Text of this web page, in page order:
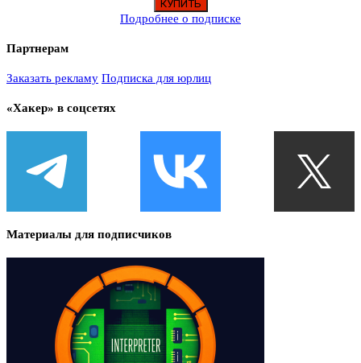
Подробнее о подписке
Партнерам
Заказать рекламу Подписка для юрлиц
«Хакер» в соцсетях
Материалы для подписчиков